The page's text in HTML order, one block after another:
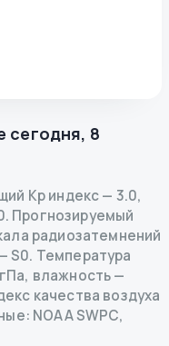
сегодня, 8
Kp индекс— 3.0,
. Прогнозируемый
радиозатемнений
S0. Температура
влажность —
качества воздуха
: NOAA SWPC,